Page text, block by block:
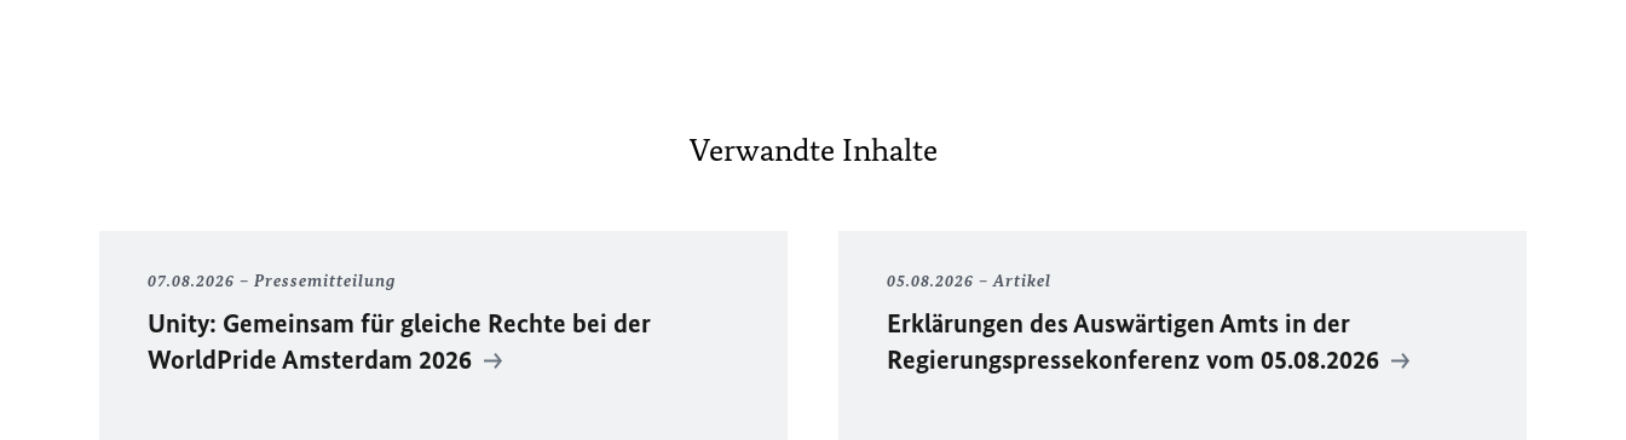
Verwandte Inhalte
07.08.2026 Pressemitteilung
Unity: Gemeinsam für gleiche Rechte bei der
WorldPrideAmsterdam 2026
05.08.2026 Artikel
Erklärungen des Auswärtigen Amts in der
Regierungspressekonferenz vom 05.08.2026